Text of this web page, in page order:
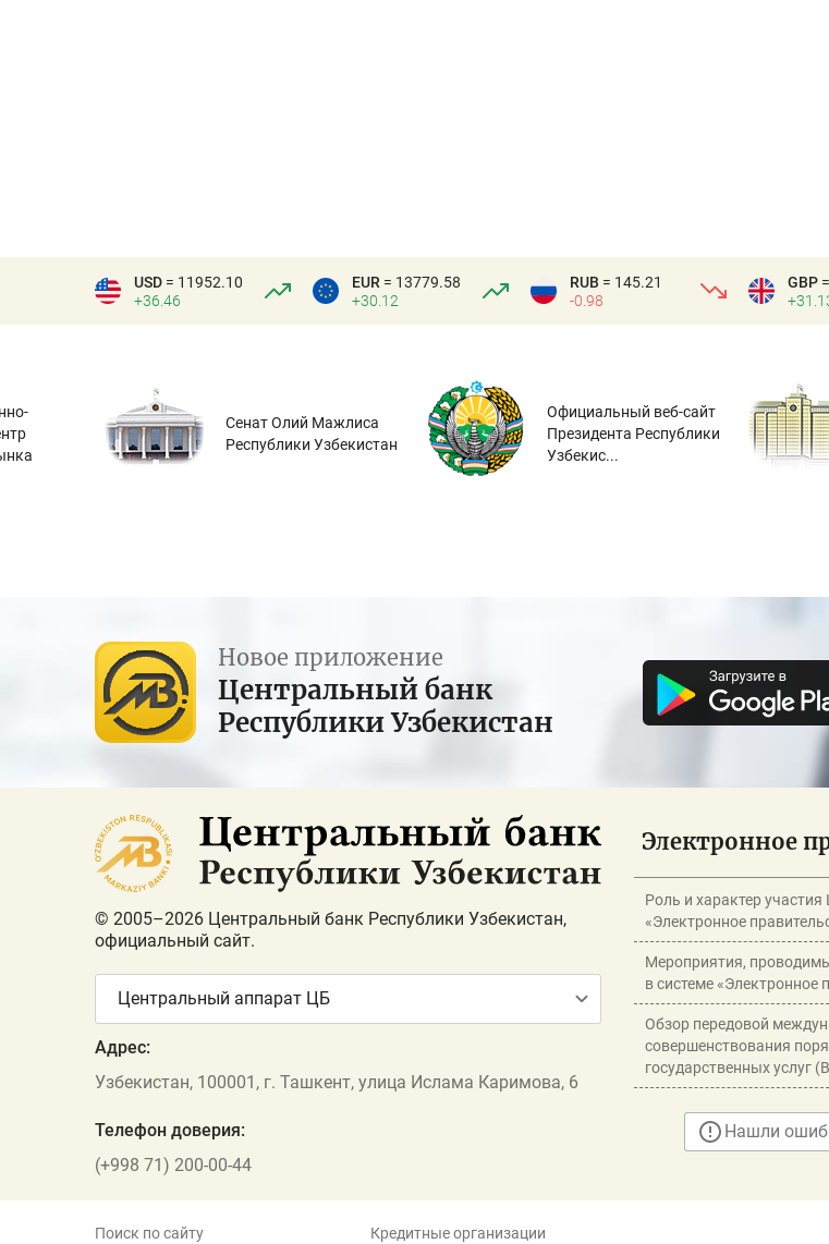
USD = 11952.10
+36.46
EUR = 13779.58
+30.12
RUB = 145.21
-0.98
GBP
Сенат Олий Мажлиса
Республики Узбекистан
Официальный веб-сайт
Президента Республики
Узбекис...
Новое приложение
Центральный банк
Республики Узбекистан
© 2005–2026 Центральный банк Республики Узбекистан,
официальный сайт.
Центральный аппарат ЦБ
Адрес:
Узбекистан, 100001, г. Ташкент, улица Ислама Каримова, 6
Телефон доверия:
(+998 71) 200-00-44
Электронное
Роль и характер участия
«Электронное
Мероприятия,
в системе «Электронное
Обзор передовой
совершенствования
государственных услуг
Нашли
Поиск по сайту Кредитные организации